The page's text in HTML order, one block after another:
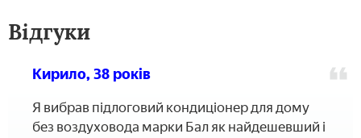
Відгуки
Кирило, 38 років
Я вибрав підлоговий кондиціонер для дому
без воздуховода марки Бал як найдешевший і